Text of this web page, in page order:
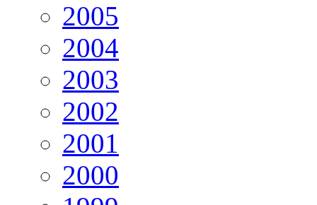
2005
2004
2003
2002
2001
2000